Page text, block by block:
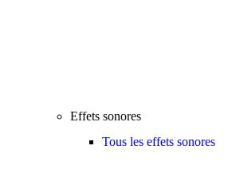
Effets sonores
Tous les effets sonores